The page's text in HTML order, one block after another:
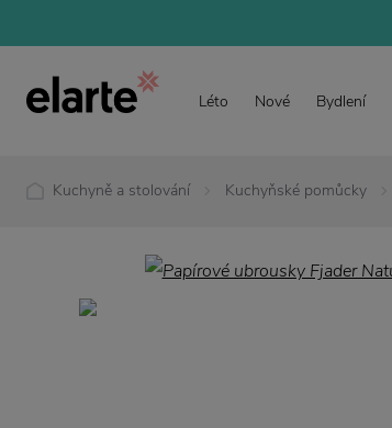
Léto Nové Bydlení
Kuchyně a stolování Kuchyňské pomůcky